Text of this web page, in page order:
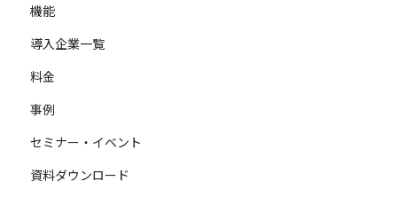
機能
導入企業一覧
料金
事例
セミナー・イベント
資料ダウンロード